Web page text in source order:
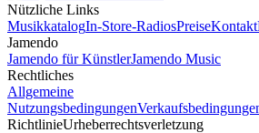
Nützliche Links
MusikkatalogIn-Store-RadiosPreiseKontakt
Jamendo
Jamendo für KünstlerJamendo Music
Rechtliches
Allgemeine
Nutzungsbedingungen
RichtlinieUrheberrechtsverletzung